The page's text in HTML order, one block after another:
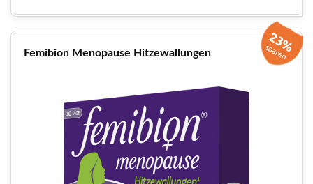
Femibion Menopause Hitzewallungen 23%
sparen